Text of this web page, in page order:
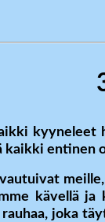
kyyneleet
kaikki entinen
kävellä
joka